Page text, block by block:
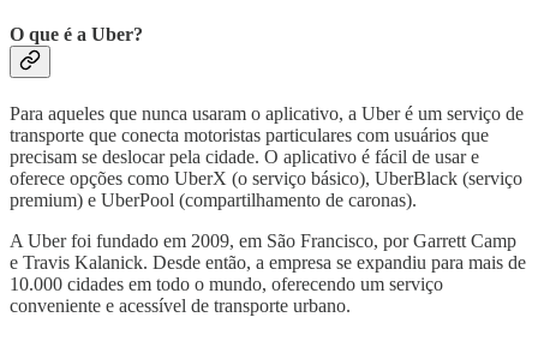
O que é a Uber?
Para aqueles que nunca usaram o aplicativo, a Uber é um serviço de
transporte que conecta motoristas particulares com usuários que
precisam se deslocar pela cidade. O aplicativo é fácil de usar e
oferece opções como UberX (o serviço básico), UberBlack (serviço
premium) e UberPool (compartilhamento de caronas).
A Uber foi fundado em 2009, em São Francisco, por Garrett Camp
e Travis Kalanick. Desde então, a empresa se expandiu para mais de
10.000 cidades em todo o mundo, oferecendo um serviço
conveniente e acessível de transporte urbano.